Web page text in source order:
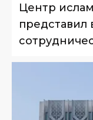
Центр